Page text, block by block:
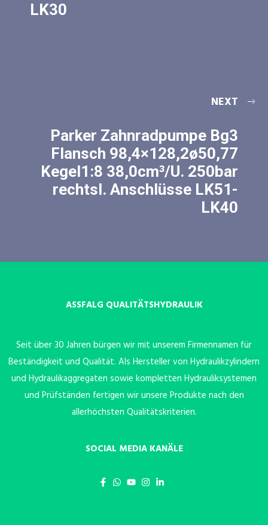
LK30
NEXT
Parker Zahnradpumpe Bg3
Flansch 98,4×128,2ø50,77
Kegel1:8 38,0cm³/U. 250bar
rechtsl. Anschlüsse LK51-
LK40
ASSFALG QUALITÄTSHYDRAULIK
Seit über 30 Jahren bürgen wir mit unserem Firmennamen für
Beständigkeit und Qualität. Als Hersteller von Hydraulikzylindern
und Hydraulikaggregaten sowie kompletten Hydrauliksystemen
und Prüfständen fertigen wir unsere Produkte nach den
allerhöchsten Qualitätskriterien.
SOCIAL MEDIA KANÄLE